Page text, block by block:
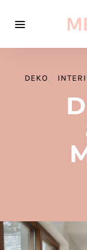
DEKO